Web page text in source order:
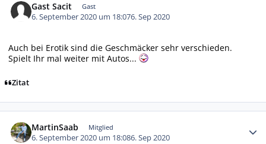
Gast Sacit Gast
6. September 2020 um 18:076. Sep 2020
Auch bei Erotik sind die Geschmäcker sehr verschieden.
Spielt Ihr mal weiter mit Autos...
Zitat
MartinSaab Mitglied
6. September 2020 um 18:086. Sep 2020